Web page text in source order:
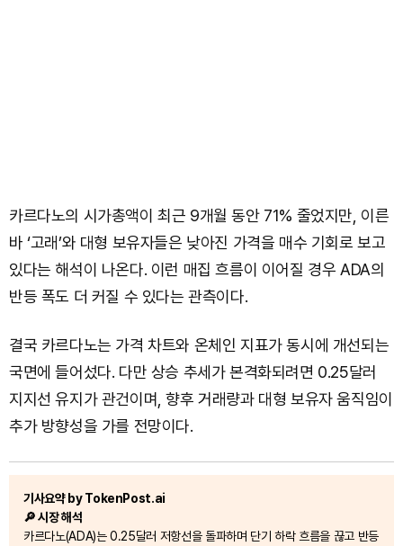
카르다노의 시가총액이 최근 9개월 동안 71% 줄었지만, 이른
바 ‘고래’와 대형 보유자들은 낮아진 가격을 매수 기회로 보고
있다는 해석이 나온다. 이런 매집 흐름이 이어질 경우 ADA의
반등 폭도 더 커질 수 있다는 관측이다.
결국 카르다노는 가격 차트와 온체인 지표가 동시에 개선되는
국면에 들어섰다. 다만 상승 추세가 본격화되려면 0.25달러
지지선 유지가 관건이며, 향후 거래량과 대형 보유자 움직임이
추가 방향성을 가를 전망이다.
기사요약 by TokenPost.ai
🔎 시장 해석
카르다노(ADA)는 0.25달러 저항선을 돌파하며 단기 하락 흐름을 끊고 반등